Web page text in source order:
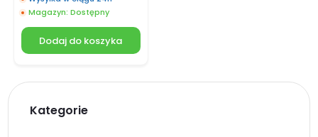
Magazyn: Dostępny
Dodaj do koszyka
Kategorie